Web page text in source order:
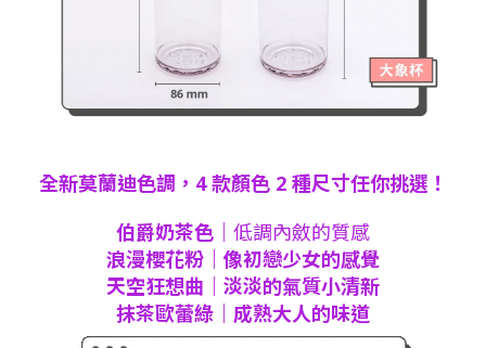
全新莫蘭迪色調，4 款顏色 2 種尺寸任你挑選！
伯爵奶茶色 ｜低調內斂的質感
浪漫櫻花粉｜像初戀少女的感覺
天空狂想曲｜淡淡的氣質小清新
抹茶歐蕾綠｜成熟大人的味道